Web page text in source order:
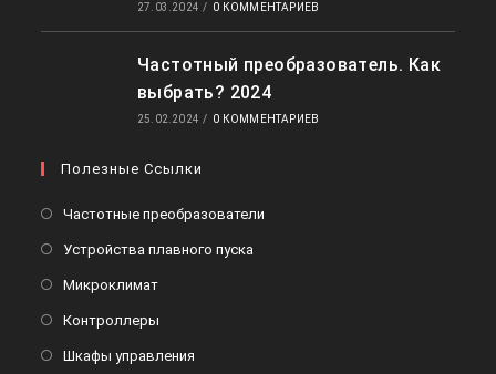
27.03.2024 / 0 КОММЕНТАРИЕВ
Частотный преобразователь. Как
выбрать? 2024
25.02.2024 / 0 КОММЕНТАРИЕВ
Полезные Ссылки
Частотные преобразователи
Устройства плавного пуска
МикроклиматОткроется
вкладке
Контроллеры
Шкафы управления